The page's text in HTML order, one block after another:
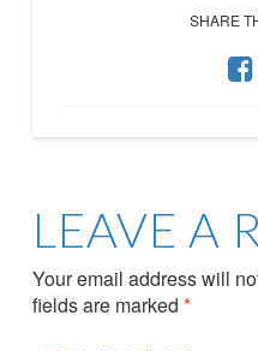
SHARE
LEAVE A
Your email address will
fields are marked *